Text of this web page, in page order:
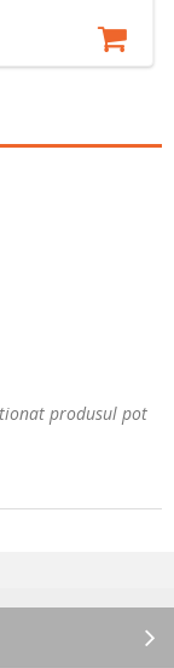
produsul pot